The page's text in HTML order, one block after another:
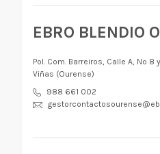
EBRO BLENDIO
Pol. Com. Barreiros, Calle A, Nº 8
Viñas (Ourense)
988 661 002